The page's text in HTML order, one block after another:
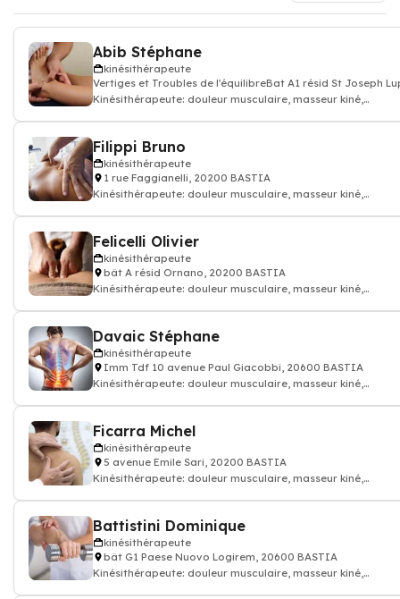
Abib Stéphane
kinésithérapeute
Vertiges et Troubles de l'équilibreBat A1 résid St Joseph
Kinésithérapeute: douleur musculaire, masseur kiné,
Filippi Bruno
kinésithérapeute
1 rue Faggianelli, 20200 BASTIA
Kinésithérapeute: douleur musculaire, masseur kiné,
Felicelli Olivier
kinésithérapeute
bât A résid Ornano, 20200 BASTIA
Kinésithérapeute: douleur musculaire, masseur kiné,
Davaic Stéphane
kinésithérapeute
Imm Tdf 10 avenue Paul Giacobbi, 20600 BASTIA
Kinésithérapeute: douleur musculaire, masseur kiné,
Ficarra Michel
kinésithérapeute
5 avenue Emile Sari, 20200 BASTIA
Kinésithérapeute: douleur musculaire, masseur kiné,
Battistini Dominique
kinésithérapeute
bât G1 Paese Nuovo Logirem, 20600 BASTIA
Kinésithérapeute: douleur musculaire, masseur kiné,